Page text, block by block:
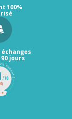
100%
jours